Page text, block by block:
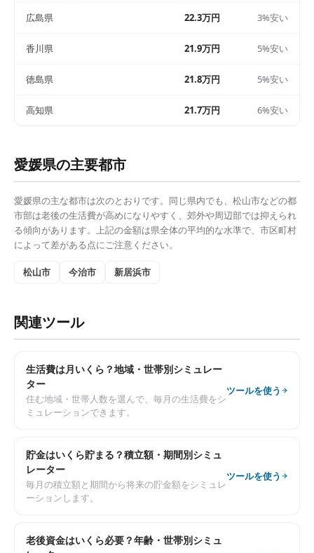
広島県 22.3万円 3%安い
香川県 21.9万円 5%安い
徳島県 21.8万円 5%安い
高知県 21.7万円 6%安い
愛媛県の主要都市
愛媛県の主な都市は次のとおりです。同じ県内でも、 松山市などの都
市部は老後の生活費が高めになりやすく、郊外や周辺部では抑えられ
る傾向があります。上記の金額は県全体の平均的な水準で、市区町村
によって差がある点にご注意ください。
松山市 今治市 新居浜市
関連ツール
生活費は月いくら？地域・世帯別シミュレー
ター
住む地域・世帯人数を選んで、毎月の生活費をシ
ミュレーションできます。
ツールを使う
貯金はいくら貯まる？積立額・期間別シミュ
レーター
毎月の積立額と期間から将来の貯金額をシミュレ
ーションします。
ツールを使う
老後資金はいくら必要？年齢・世帯別シミュ